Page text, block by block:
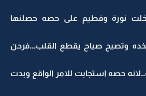
نورة وفطيم على حصه حصلنها
وتصيح صياح يقطع القلب...فرحن
حصه استجابت للامر الواقع وبدت